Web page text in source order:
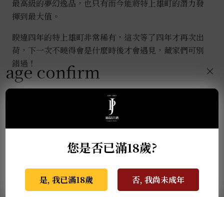
最高級的夢幻逸品，也只有而今能將特上雄町的潛力發
揮到最大值。
睽違四年的特上雄町非常稀有，這次等了四年才再次出
荷，下一次不曉得會是什麼時後才會遇見，藏家們可別
錯過！
age confirm
您是否已滿18歲?
是, 我已滿18歲 否, 我尚未成年
×